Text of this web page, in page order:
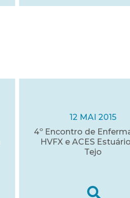
12 MAI 2015
4º Encontro de
HVFX e ACES
Tejo